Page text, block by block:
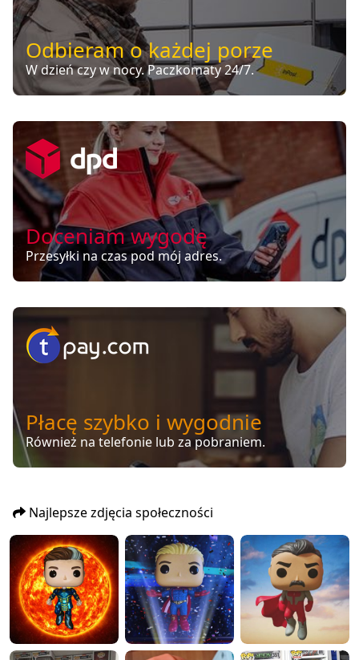
Odbieram o każdej porze
W dzień czy w nocy. Paczkomaty 24/7.
Doceniam wygodę
Przesyłki na czas pod mój adres.
Płacę szybko i wygodnie
Również na telefonie lub za pobraniem.
Najlepsze zdjęcia społeczności